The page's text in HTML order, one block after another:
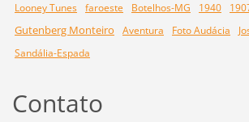
Looney Tunes faroeste Botelhos-MG 1940
Gutenberg Monteiro Aventura Foto Audácia
Sandália-Espada
Contato